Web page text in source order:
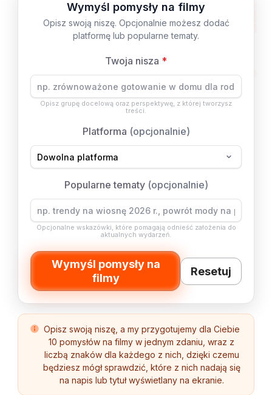
Wymyśl pomysły na filmy
Opisz swoją niszę. Opcjonalnie możesz dodać
platformę lub popularne tematy.
Twoja nisza *
Opisz grupę docelową oraz perspektywę, z której tworzysz
treści.
Platforma (opcjonalnie)
Popularne tematy (opcjonalnie)
Opcjonalne wskazówki, które pomagają odnieść założenia do
aktualnych wydarzeń.
Wymyśl pomysły na
filmy
Resetuj
Opisz swoją niszę, a my przygotujemy dla Ciebie
10 pomysłów na filmy w jednym zdaniu, wraz z
liczbą znaków dla każdego z nich, dzięki czemu
będziesz mógł sprawdzić, które z nich nadają się
na napis lub tytuł wyświetlany na ekranie.